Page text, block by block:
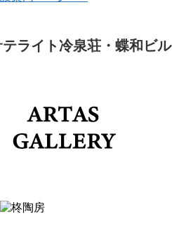
テライト冷泉荘・蝶和ビル